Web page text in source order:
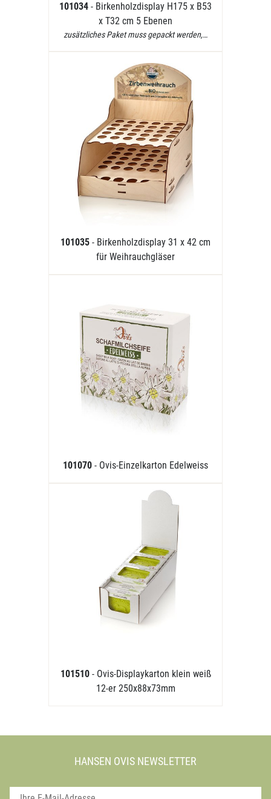
101034 - Birkenholzdisplay H175 x B53
x T32 cm 5 Ebenen
zusätzliches Paket muss gepackt werden,…
101035 - Birkenholzdisplay 31 x 42 cm
für Weihrauchgläser
101070 - Ovis-Einzelkarton Edelweiss
101510 - Ovis-Displaykarton klein weiß
12-er 250x88x73mm
HANSEN OVIS NEWSLETTER